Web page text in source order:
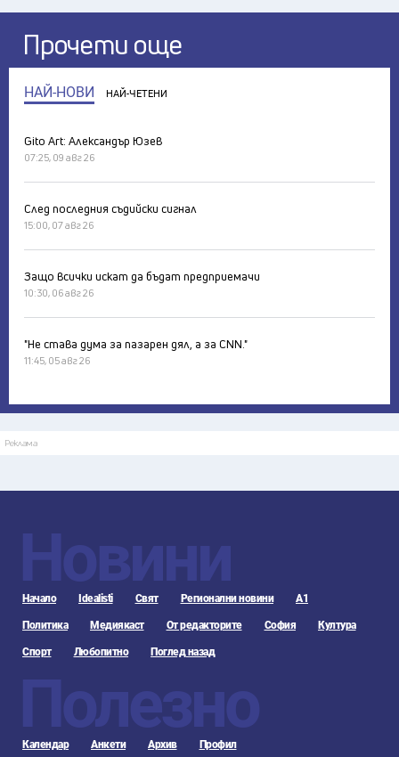
Прочети още
НАЙ-НОВИ НАЙ-ЧЕТЕНИ
Gito Art: Александър Юзев
07:25, 09 авг 26
След последния съдийски сигнал
15:00, 07 авг 26
Защо всички искат да бъдат предприемачи
10:30, 06 авг 26
"Не става дума за пазарен дял, а за CNN."
11:45, 05 авг 26
Реклама
Новини
Начало Idealisti Свят Регионални новини А1
Политика Медиякаст От редакторите София Култура
Спорт Любопитно Поглед назад
Полезно
Календар Анкети Архив Профил